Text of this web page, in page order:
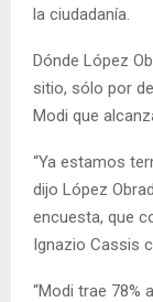
la ciudadanía.
Dónde López
sitio, sólo por
Modi que
“Ya estamos
dijo López
encuesta, que
Ignazio Cassis
“Modi trae 78%